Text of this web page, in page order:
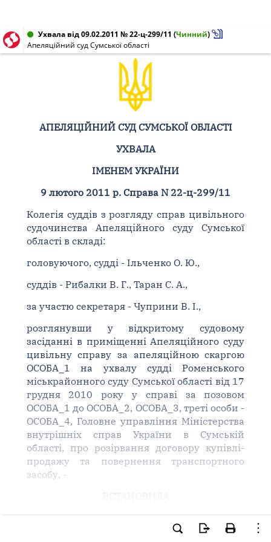
Ухвала від 09.02.2011 № 22-ц-299/11 (Чинний)
Апеляційний суд Сумської області
АПЕЛЯЦІЙНИЙ СУД СУМСЬКОЇ ОБЛАСТІ
УХВАЛА
ІМЕНЕМ УКРАЇНИ
9 лютого 2011 р. Справа N 22-ц-299/11
Колегія суддів з розгляду справ цивільного
судочинства Апеляційного суду Сумської
області в складі:
головуючого, судді - Ільченко О. Ю.,
суддів - Рибалки В. Г., Таран С. А.,
за участю секретаря - Чуприни В. І.,
розглянувши у відкритому судовому
засіданні в приміщенні Апеляційного суду
цивільну справу за апеляційною скаргою
ОСОБА_1 на ухвалу судді Роменського
міськрайонного суду Сумської області від 17
грудня 2010 року у справі за позовом
ОСОБА_1 до ОСОБА_2, ОСОБА_3, треті особи -
ОСОБА_4, Головне управління Міністерства
внутрішніх справ України в Сумській
області, про розірвання договору купівлі-
продажу та повернення транспортного
засобу, -